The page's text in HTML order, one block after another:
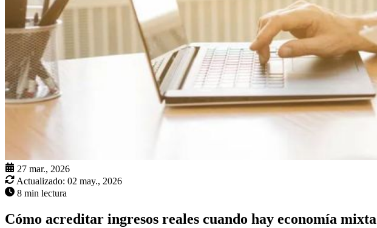
27 mar., 2026
Actualizado: 02 may., 2026
8 min lectura
Cómo acreditar ingresos reales cuando hay economía mixta